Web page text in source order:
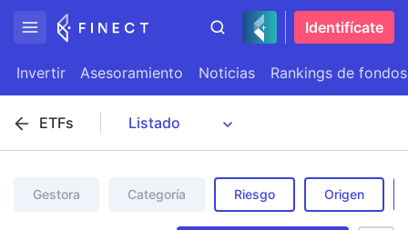
Identifícate
Invertir Asesoramiento Noticias Rankings de fondos
ETFs
Gestora Categoría Riesgo Origen